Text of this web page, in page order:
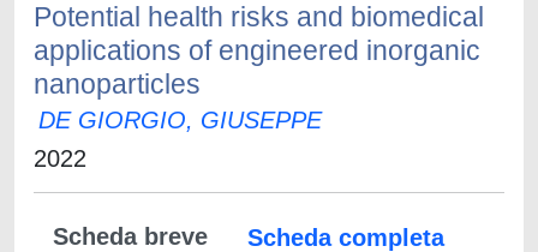
Potential health risks and biomedical
applications of engineered inorganic
nanoparticles
DE GIORGIO, GIUSEPPE
2022
Scheda breve
Scheda completa